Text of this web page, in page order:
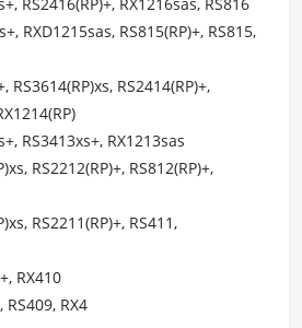
RXD1215sas, RS815(RP)+, RS815,
RS3614(RP)xs, RS2414(RP)+,
RS3413xs+, RX1213sas
RS2212(RP)+, RS812(RP)+,
RS2211(RP)+, RS411,
RX410
RS409, RX4